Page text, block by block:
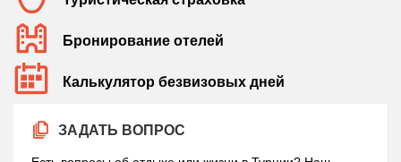
Бронирование отелей
Калькулятор безвизовых дней
ЗАДАТЬ ВОПРОС